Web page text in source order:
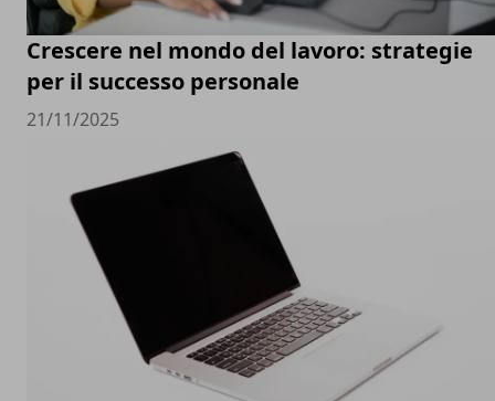
Crescere nel mondo del lavoro: strategie
per il successo personale
21/11/2025